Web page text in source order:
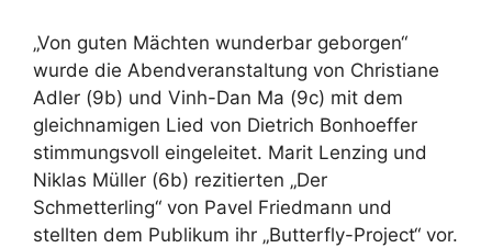
„Von guten Mächten wunderbar geborgen“
wurde die Abendveranstaltung von Christiane
Adler (9b) und Vinh-Dan Ma (9c) mit dem
gleichnamigen Lied von Dietrich Bonhoeffer
stimmungsvoll eingeleitet. Marit Lenzing und
Niklas Müller (6b) rezitierten „Der
Schmetterling“ von Pavel Friedmann und
stellten dem Publikum ihr „Butterfly-Project“ vor.